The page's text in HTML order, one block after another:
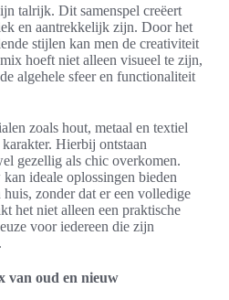
talrijk. Dit samenspel creëert
en aantrekkelijk zijn. Door het
stijlen kan men de creativiteit
hoeft niet alleen visueel te zijn,
algehele sfeer en functionaliteit
zoals hout, metaal en textiel
Hierbij ontstaan
gezellig als chic overkomen.
ideale oplossingen bieden
zonder dat er een volledige
het niet alleen een praktische
voor iedereen die zijn
van oud en nieuw